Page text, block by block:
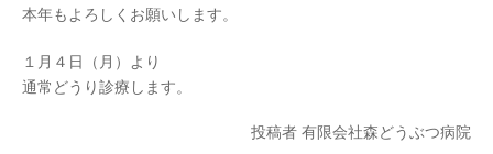
本年もよろしくお願いします。
１月４日（月）より
通常どうり診療します。
投稿者 有限会社森どうぶつ病院